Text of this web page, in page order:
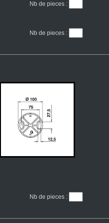
Nb de pieces:
Nb de pieces:
Nb de pieces: